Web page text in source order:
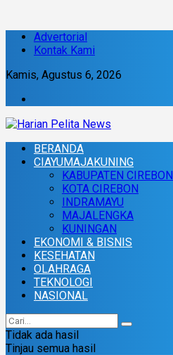
Advertorial
Kontak Kami
Kamis, Agustus 6, 2026
BERANDA
CIAYUMAJAKUNING
KABUPATEN CIREBON
KOTA CIREBON
INDRAMAYU
MAJALENGKA
KUNINGAN
EKONOMI & BISNIS
KESEHATAN
OLAHRAGA
TEKNOLOGI
NASIONAL
Tidak ada hasil
Tinjau semua hasil